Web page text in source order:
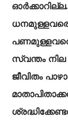
സ്വന്തം നില
ജീവിതം